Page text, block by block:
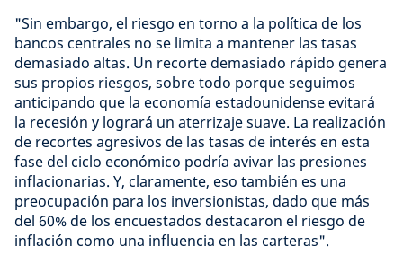
"Sin embargo, el riesgo en torno a la política de los
bancos centrales no se limita a mantener las tasas
demasiado altas. Un recorte demasiado rápido genera
sus propios riesgos, sobre todo porque seguimos
anticipando que la economía estadounidense evitará
la recesión y logrará un aterrizaje suave. La realización
de recortes agresivos de las tasas de interés en esta
fase del ciclo económico podría avivar las presiones
inflacionarias. Y, claramente, eso también es una
preocupación para los inversionistas, dado que más
del 60% de los encuestados destacaron el riesgo de
inflación como una influencia en las carteras".